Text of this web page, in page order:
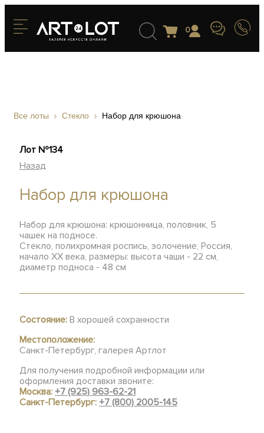
0
Все лоты Стекло Набор для крюшона
Лот №134
Назад
Набор для крюшона
Набор для крюшона: крюшонница, половник, 5
чашек на подносе.
Стекло, полихромная роспись, золочение, Россия,
начало ХХ века, размеры: высота чаши - 22 см,
диаметр подноса - 48 см
Состояние: В хорошей сохранности
Местоположение:
Санкт-Петербург, галерея Артлот
Для получения подробной информации или
оформления доставки звоните:
Москва:+7 (925) 963-62-21
Санкт-Петербург:+7 (800) 2005-145